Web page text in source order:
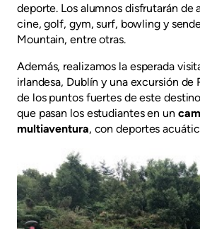
deporte. Los alumnos disfrutarán de
cine, golf, gym, surf, bowling y
Mountain, entre otras.
Además, realizamos la esperada
irlandesa, Dublín y una excursión de
de los puntos fuertes de este
que pasan los estudiantes en un
multiaventura, con deportes